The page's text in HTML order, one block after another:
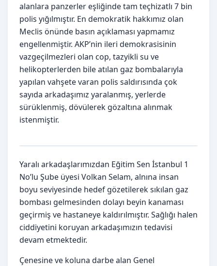
alanlara panzerler eşliğinde tam teçhizatlı 7 bin
polis yığılmıştır. En demokratik hakkımız olan
Meclis önünde basın açıklaması yapmamız
engellenmiştir. AKP’nin ileri demokrasisinin
vazgeçilmezleri olan cop, tazyikli su ve
helikopterlerden bile atılan gaz bombalarıyla
yapılan vahşete varan polis saldırısında çok
sayıda arkadaşımız yaralanmış, yerlerde
sürüklenmiş, dövülerek gözaltına alınmak
istenmiştir.
Yaralı arkadaşlarımızdan Eğitim Sen İstanbul 1
No’lu Şube üyesi Volkan Selam, alnına insan
boyu seviyesinde hedef gözetilerek sıkılan gaz
bombası gelmesinden dolayı beyin kanaması
geçirmiş ve hastaneye kaldırılmıştır. Sağlığı halen
ciddiyetini koruyan arkadaşımızın tedavisi
devam etmektedir.
Çenesine ve koluna darbe alan Genel